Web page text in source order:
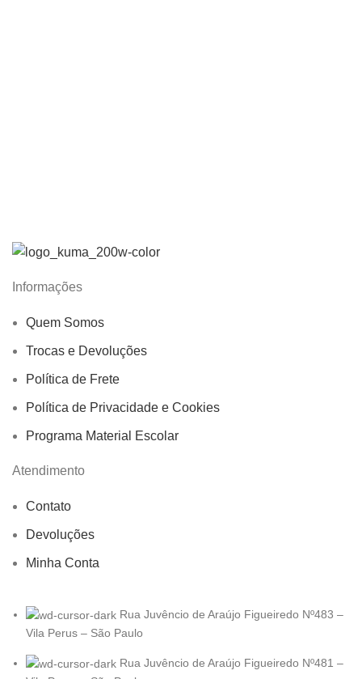
Informações
Quem Somos
Trocas e Devoluções
Política de Frete
Política de Privacidade e Cookies
Programa Material Escolar
Atendimento
Contato
Devoluções
Minha Conta
Rua Juvêncio de Araújo Figueiredo Nº483 –
Vila Perus – São Paulo
Rua Juvêncio de Araújo Figueiredo Nº481 –